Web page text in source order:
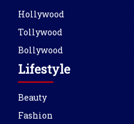
Hollywood
Tollywood
Bollywood
Lifestyle
Beauty
Fashion